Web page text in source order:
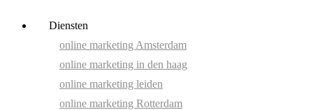
Diensten
online marketing Amsterdam
online marketing in den haag
online marketing leiden
online marketing Rotterdam